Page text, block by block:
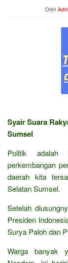
Oleh
Syair Suara
Sumsel
Politik adalah
perkembangan
daerah kita
Selatan Sumsel.
Setelah
Presiden
Surya Paloh dan
Warga banyak